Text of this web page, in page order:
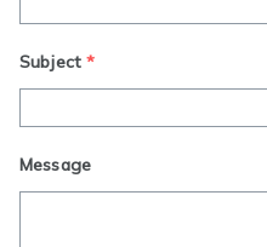
Subject *
Message